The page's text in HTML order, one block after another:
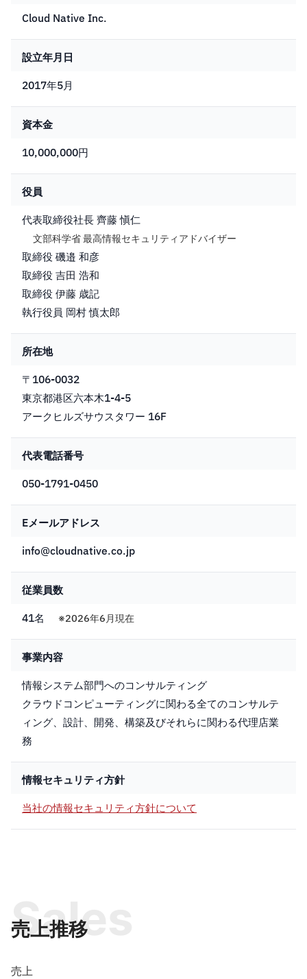
Cloud Native Inc.
設立年月日
2017年5月
資本金
10,000,000円
役員
代表取締役社長 齊藤 愼仁
文部科学省 最高情報セキュリティアドバイザー
取締役 磯邉 和彦
取締役 吉田 浩和
取締役 伊藤 歳記
執行役員 岡村 慎太郎
所在地
〒106-0032
東京都港区六本木1-4-5
アークヒルズサウスタワー 16F
代表電話番号
050-1791-0450
Eメールアドレス
info@cloudnative.co.jp
従業員数
41名
※2026年6月現在
事業内容
情報システム部門へのコンサルティング
クラウドコンピューティングに関わる全てのコンサルテ
ィング、設計、開発、構築及びそれらに関わる代理店業
務
情報セキュリティ方針
当社の情報セキュリティ方針について
売上推移
Sales
売上